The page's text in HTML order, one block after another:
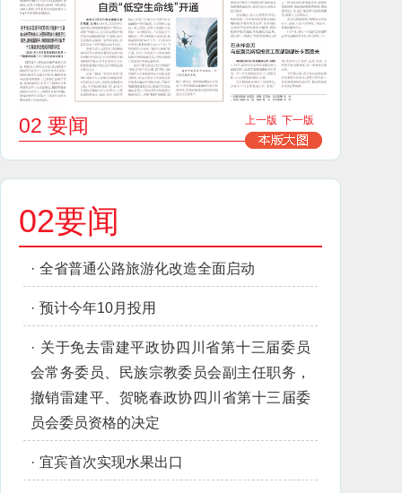
02 要闻 上一版 下一版
02要闻
· 全省普通公路旅游化改造全面启动
· 预计今年10月投用
· 关于免去雷建平政协四川省第十三届委员
会常务委员、民族宗教委员会副主任职务，
撤销雷建平、贺晓春政协四川省第十三届委
员会委员资格的决定
· 宜宾首次实现水果出口